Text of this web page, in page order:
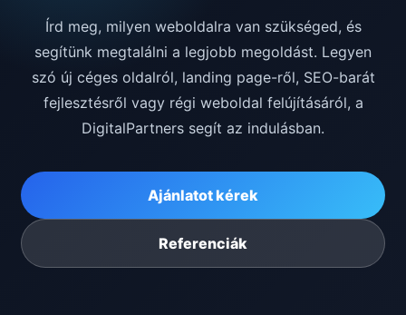
Írd meg, milyen weboldalra van szükséged, és
segítünk megtalálni a legjobb megoldást. Legyen
szó új céges oldalról, landing page-ről, SEO-barát
fejlesztésről vagy régi weboldal felújításáról, a
DigitalPartners segít az indulásban.
Ajánlatot kérek
Referenciák